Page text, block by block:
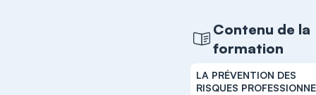
Contenu de la
formation
LA PRÉVENTION DES
RISQUES